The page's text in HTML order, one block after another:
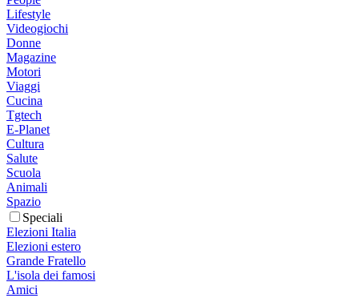
Lifestyle
Videogiochi
Donne
Magazine
Motori
Viaggi
Cucina
Tgtech
E-Planet
Cultura
Salute
Scuola
Animali
Spazio
Speciali
Elezioni Italia
Elezioni estero
Grande Fratello
L'isola dei famosi
Amici